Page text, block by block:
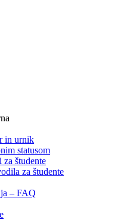
in urnik
statusom
študente
za študente
– FAQ